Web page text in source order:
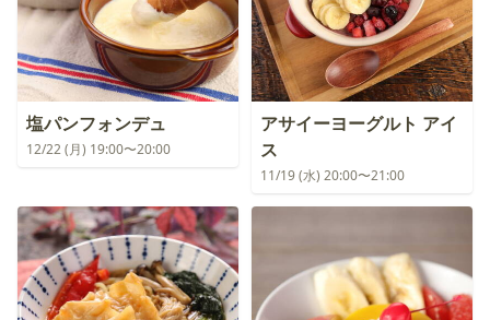
塩パンフォンデュ
12/22 (月) 19:00〜20:00
アサイーヨーグルト アイ
ス
11/19 (水) 20:00〜21:00